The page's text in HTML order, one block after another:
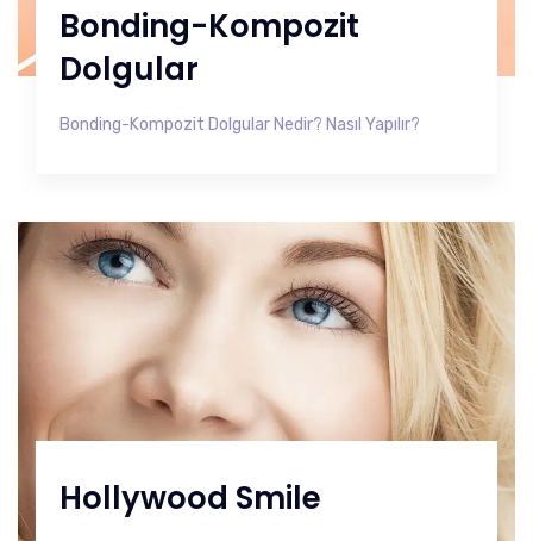
Bonding-Kompozit
Dolgular
Bonding-Kompozit Dolgular Nedir? Nasıl Yapılır?
Hollywood Smile